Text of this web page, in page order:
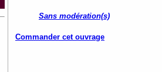
Sans modération(s)
Commander cet ouvrage